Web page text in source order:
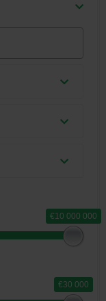
€10 000 000
€30 000